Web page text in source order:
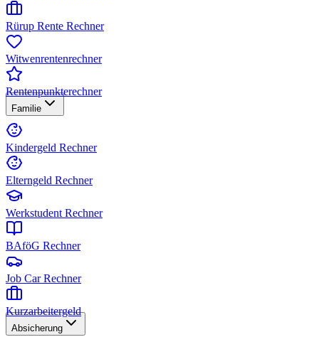
Rürup Rente Rechner
Witwenrentenrechner
Rentenpunkterechner
Familie
Kindergeld Rechner
Elterngeld Rechner
Werkstudent Rechner
BAföG Rechner
Job Car Rechner
Kurzarbeitergeld
Absicherung